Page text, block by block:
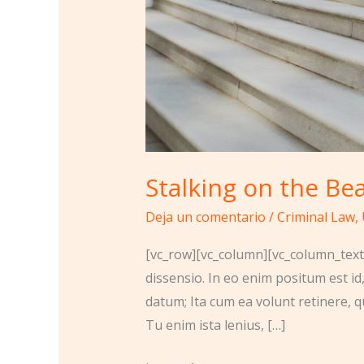
Stalking on the
Deja un comentario /Criminal Law,
dissensio. In eo enim positum est
datum; Ita cum ea volunt retinere,
Tu enim ista lenius, […]